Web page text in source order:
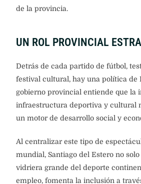
internacionales en la capacidad
Detrás de cada partido de fútbol,
festival cultural, hay una política de
gobierno provincial entiende que la
infraestructura deportiva y cultural
Al centralizar este tipo de
mundial, Santiago del Estero no solo
vidriera grande del deporte